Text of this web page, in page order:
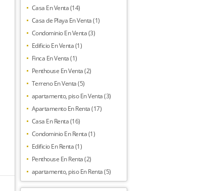
Casa En Venta (14)
Casa de Playa En Venta (1)
Condominio En Venta (3)
Edificio En Venta (1)
Finca En Venta (1)
Penthouse En Venta (2)
Terreno En Venta (5)
apartamento, piso En Venta (3)
Apartamento En Renta (17)
Casa En Renta (16)
Condominio En Renta (1)
Edificio En Renta (1)
Penthouse En Renta (2)
apartamento, piso En Renta (5)